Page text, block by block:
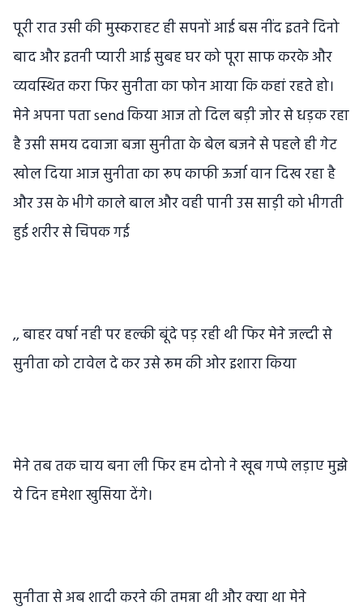
पूरी रात उसी की मुस्कराहट ही सपनों आई बस नींद इतने दिनो
बाद और इतनी प्यारी आई सुबह घर को पूरा साफ करके और
व्यवस्थित करा फिर सुनीता का फोन आया कि कहां रहते हो।
मेने अपना पता send किया आज तो दिल बड़ी जोर से धड़क रहा
है उसी समय दवाजा बजा सुनीता के बेल बजने से पहले ही गेट
खोल दिया आज सुनीता का रूप काफी ऊर्जा वान दिख रहा है
और उस के भीगे काले बाल और वही पानी उस साड़ी को भीगती
हुई शरीर से चिपक गई
,, बाहर वर्षा नही पर हल्की बूंदे पड़ रही थी फिर मेने जल्दी से
सुनीता को टावेल दे कर उसे रूम की ओर इशारा किया
मेने तब तक चाय बना ली फिर हम दोनो ने खूब गप्पे लड़ाए मुझे
ये दिन हमेशा खुसिया देंगे।
सुनीता से अब शादी करने की तमन्ना थी और क्या था मेने